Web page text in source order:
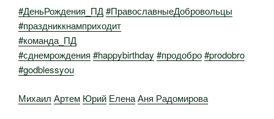
#ДеньРождения_ПД#ПравославныеДобровольцы
#праздниккнамприходит
#команда_ПД
#сднемрождения #happybirthday #продобро#prodobro
#godblessyou
Михаил Артем Юрий ЕленаАня Радомирова